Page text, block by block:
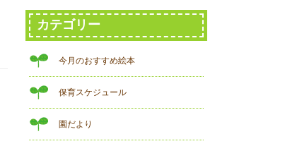
カテゴリー
今月のおすすめ絵本
保育スケジュール
園だより